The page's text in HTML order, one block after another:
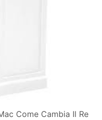
Come Cambia Il Re